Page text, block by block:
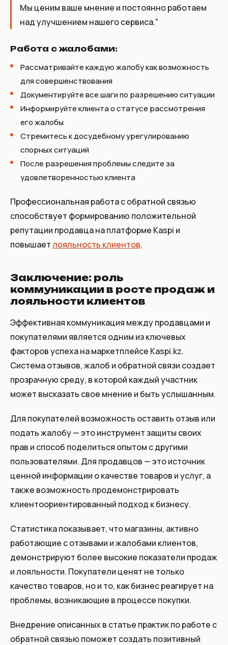
Мы ценим ваше мнение и постоянно работаем
над улучшением нашего сервиса."
Работа с жалобами:
Рассматривайте каждую жалобу как возможность
для совершенствования
Документируйте все шаги по разрешению ситуации
Информируйте клиента о статусе рассмотрения
его жалобы
Стремитесь к досудебному урегулированию
спорных ситуаций
После разрешения проблемы следите за
удовлетворенностью клиента
Профессиональная работа с обратной связью
способствует формированию положительной
репутации продавца на платформе Kaspi и
повышаетлояльность клиентов.
Заключение: роль
коммуникации в росте продаж и
лояльности клиентов
Эффективная коммуникация между продавцами и
покупателями является одним из ключевых
факторов успеха на маркетплейсе Kaspi.kz.
Система отзывов, жалоб и обратной связи создает
прозрачную среду, в которой каждый участник
может высказать свое мнение и быть услышанным.
Для покупателей возможность оставить отзыв или
подать жалобу — это инструмент защиты своих
прав и способ поделиться опытом с другими
пользователями. Для продавцов — это источник
ценной информации о качестве товаров и услуг, а
также возможность продемонстрировать
клиентоориентированный подход к бизнесу.
Статистика показывает, что магазины, активно
работающие с отзывами и жалобами клиентов,
демонстрируют более высокие показатели продаж
и лояльности. Покупатели ценят не только
качество товаров, но и то, как бизнес реагирует на
проблемы, возникающие в процессе покупки.
Внедрение описанных в статье практик по работе с
обратной связью поможет создать позитивный